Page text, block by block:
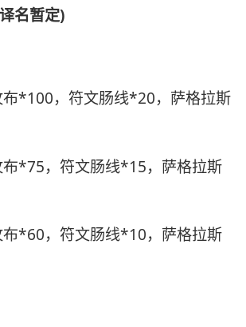
名暂定)
布*100，符文肠线*20，萨格拉斯
*75，符文肠线*15，萨格拉斯
*60，符文肠线*10，萨格拉斯